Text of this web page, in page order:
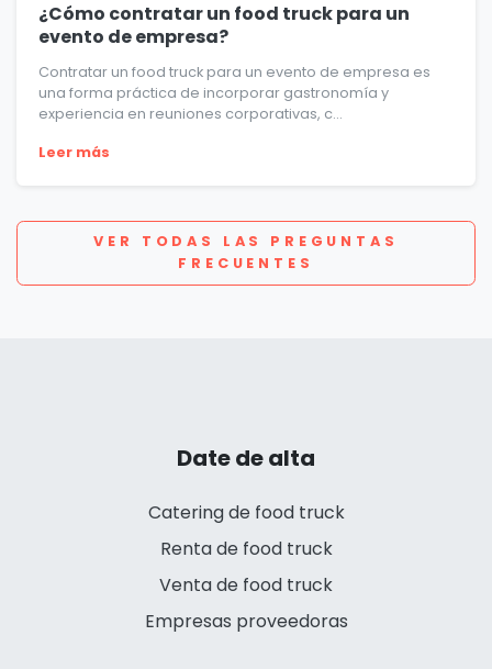
¿Cómo contratar un food truck para un
evento de empresa?
Contratar un food truck para un evento de empresa es
una forma práctica de incorporar gastronomía y
experiencia en reuniones corporativas, c...
Leer más
VER TODAS LAS PREGUNTAS
FRECUENTES
Date de alta
Catering de food truck
Renta de food truck
Venta de food truck
Empresas proveedoras